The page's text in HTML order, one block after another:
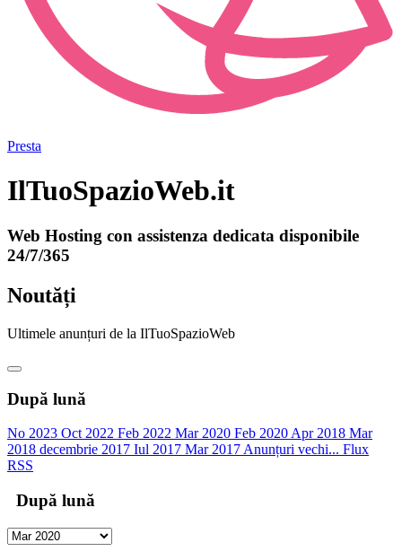
Presta
IlTuoSpazioWeb.it
Web Hosting con assistenza dedicata disponibile
24/7/365
Noutăți
Ultimele anunțuri de la IlTuoSpazioWeb
După lună
No 2023 Oct 2022 Feb 2022 Mar 2020 Feb 2020 Apr 2018 Mar
2018 decembrie 2017 Iul 2017 Mar 2017 Anunțuri vechi... Flux
RSS
După lună